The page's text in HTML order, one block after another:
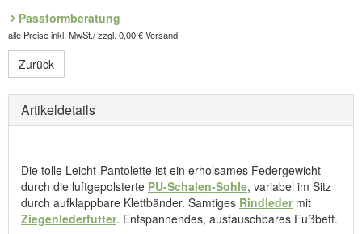
Passformberatung
alle Preise inkl. MwSt./ zzgl. 0,00 € Versand
Zurück
Artikeldetails
Die tolle Leicht-Pantolette ist ein erholsames Federgewicht
durch die luftgepolsterte PU-Schalen-Sohle, variabel im Sitz
durch aufklappbare Klettbänder. Samtiges Rindledermit
Ziegenlederfutter. Entspannendes, austauschbares Fußbett.